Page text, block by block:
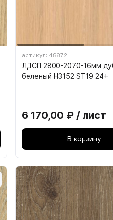
8.7. Шариковые
8.8. Направляющие
монтажа
8.10. Ящик SAMET
8.11. Ящик SAMET
8.13. Ящик Hafele Матрикс
8.14. Ящик DTC
артикул: 48872
ЛДСП 2800-2070-16мм
беленый H3152 ST19 24+
6 170,00 ₽ / лист
В корзину